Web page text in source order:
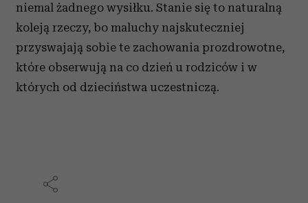
niemal żadnego wysiłku. Stanie się to naturalną
koleją rzeczy, bo maluchy najskuteczniej
przyswajają sobie te zachowania prozdrowotne,
które obserwują na co dzień u rodziców i w
których od dzieciństwa uczestniczą.